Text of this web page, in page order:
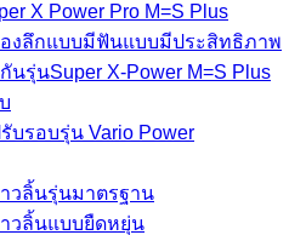
X Power Pro M=S Plus
งลึกแบบมีฟันแบบมีประสิทธิภาพ
นรุ่นSuper X-Power M=S Plus
บรอบรุ่น Vario Power
วลิ้นรุ่นมาตรฐาน
วลิ้นแบบยืดหยุ่น